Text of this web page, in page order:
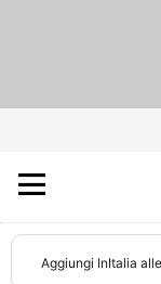
Aggiungi InItalia